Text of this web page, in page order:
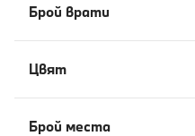
Брой врати
Цвят
Брой места